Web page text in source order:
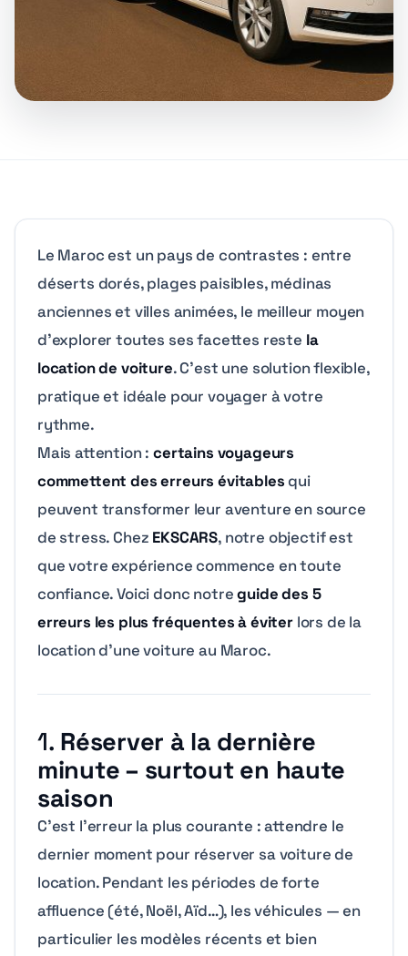
Le Maroc est un pays de contrastes : entre
déserts dorés, plages paisibles, médinas
anciennes et villes animées, le meilleur moyen
d’explorer toutes ses facettes reste la
location de voiture. C’est une solution flexible,
pratique et idéale pour voyager à votre
rythme.
Mais attention :certains voyageurs
commettent des erreurs évitables qui
peuvent transformer leur aventure en source
de stress. Chez EKSCARS, notre objectif est
que votre expérience commence en toute
confiance. Voici donc notreguide des 5
erreurs les plus fréquentes à éviterlors de la
location d’une voiture au Maroc.
1. Réserver à la dernière
minute – surtout en haute
saison
C’est l’erreur la plus courante : attendre le
dernier moment pour réserver sa voiture de
location. Pendant les périodes de forte
affluence (été, Noël, Aïd…), les véhicules — en
particulier les modèles récents et bien